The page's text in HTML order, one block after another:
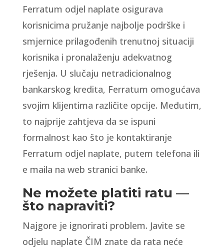
Ferratum odjel naplate osigurava
korisnicima pružanje najbolje podrške i
smjernice prilagođenih trenutnoj situaciji
korisnika i pronalaženju adekvatnog
rješenja. U slučaju netradicionalnog
bankarskog kredita, Ferratum omogućava
svojim klijentima različite opcije. Međutim,
to najprije zahtjeva da se ispuni
formalnost kao što je kontaktiranje
Ferratum odjel naplate, putem telefona ili
e maila na web stranici banke.
Ne možete platiti ratu —
što napraviti?
Najgore je ignorirati problem. Javite se
odjelu naplate ČIM znate da rata neće